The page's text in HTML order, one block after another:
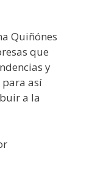
Quiñónes
que
y
así
a la